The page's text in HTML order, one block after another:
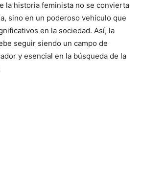
la historia feminista no se convierta
sino en un poderoso vehículo que
en la sociedad. Así, la
seguir siendo un campo de
y esencial en la búsqueda de la